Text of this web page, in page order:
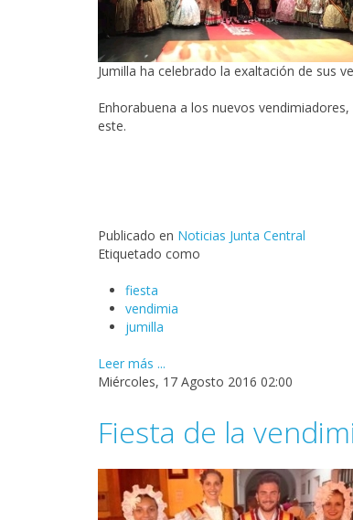
Jumilla ha celebrado la exaltación de sus
Enhorabuena a los nuevos
este.
Publicado en Noticias Junta Central
Etiquetado como
fiesta
vendimia
jumilla
Leer más ...
Miércoles, 17 Agosto 2016 02:00
Fiesta de la